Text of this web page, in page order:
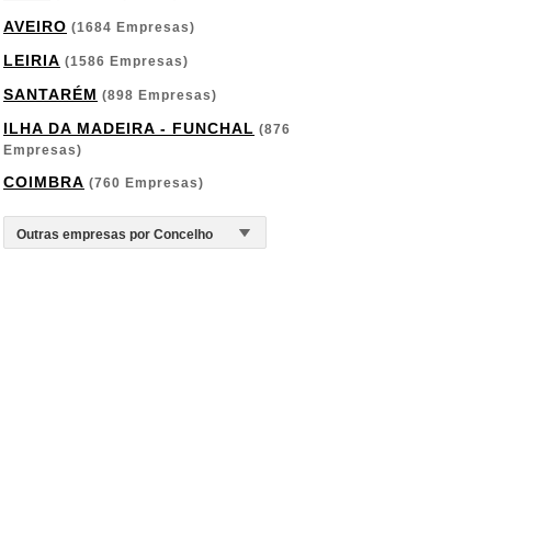
AVEIRO (1684 Empresas)
LEIRIA (1586 Empresas)
SANTARÉM (898 Empresas)
ILHA DA MADEIRA - FUNCHAL (876
Empresas)
COIMBRA (760 Empresas)